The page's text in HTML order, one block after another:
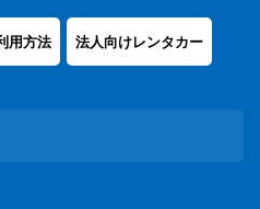
用方法 法人向けレンタカー